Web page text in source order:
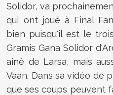
Solidor, va
qui ont joué à Final
bien puisqu'il est le
Gramis Gana Solidor
ainé de Larsa, mais
Vaan. Dans sa vidéo de
que ses coups peuvent